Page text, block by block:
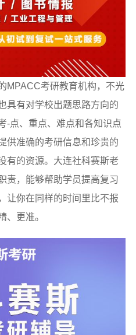
MPACC考研教育机构，不光
具有对学校出题思路方向的
-点、重点、难点和各知识点
供准确的考研信息和珍贵的
有的资源。大连社科赛斯老
责，能够帮助学员提高复习
让你在同样的时间里比不报
、更准。